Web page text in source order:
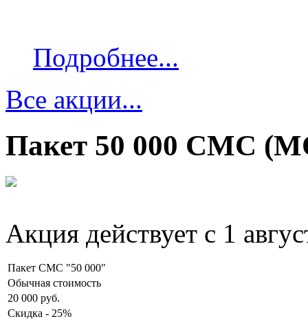
Подробнее...
Все акции...
Пакет 50 000 СМС
Акция действует с 1
Пакет СМС "50 000"
Обычная стоимость
20 000 руб.
Скидка - 25%